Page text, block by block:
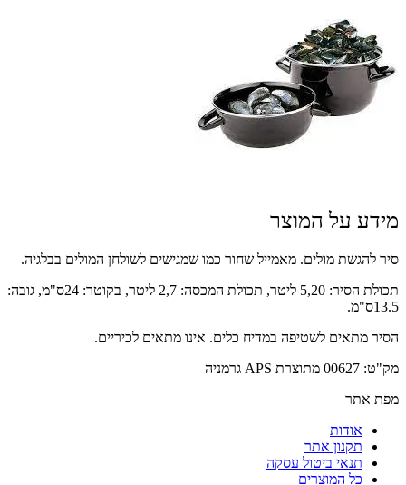
מידע על המוצר
סיר להגשת מולים. מאמייל שחור כמו שמגישים לשולחן המולים בבלגיה.
תכולת הסיר: 5,20 ליטר, תכולת המכסה: 2,7 ליטר, בקוטר: 24ס"מ, גובה:
13.5ס"מ.
הסיר מתאים לשטיפה במדיח כלים. אינו מתאים לכיריים.
מק"ט: 00627 מתוצרת APS גרמניה
מפת אתר
אודות
תקנון אתר
תנאי ביטול עסקה
כל המוצרים